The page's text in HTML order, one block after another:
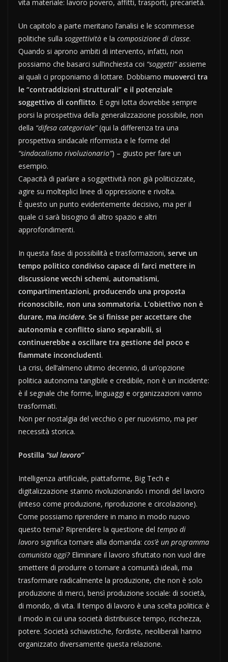
vita materiale: lavoro povero, affitti, trasporti, precarietà.
Un capitolo a parte meritano l’analisi e le scommesse
politiche sulla soggettività e la composizione di classe.
Quando si aprono ambiti di intervento, infatti, non
possiamo che basarci sull’inchiesta coi “soggetti”assieme
ai quali ci proponiamo di lottare. Dobbiamo muoverci tra
le “contraddizioni strutturali” e il potenziale
soggettivo di conflitto. E ogni lotta dovrebbe sempre
porsi la prospettiva della generalizzazione possibile, non
della “difesa categoriale”(qui la differenza tra una
prospettiva sindacale riformista e le forme del
“sindacalismo rivoluzionario”) – giusto per fare un
esempio.
Capacità di parlare a soggettività non già politicizzate,
agire su molteplici linee di oppressione e rivolta.
È questo un punto evidentemente decisivo, ma per il
quale ci sarà bisogno di altro spazio e altri
approfondimenti.
In questa fase di possibilità e trasformazioni, serve un
tempo politico condiviso capace di farci mettere in
discussione vecchi schemi, automatismi,
compartimentazioni, producendo una proposta
riconoscibile, non una sommatoria. L’obiettivo non è
durare, ma incidere. Se si finisse per accettare che
autonomia e conflitto siano separabili, si
continuerebbe a oscillare tra gestione del poco e
fiammate inconcludenti.
La crisi, dell’almeno ultimo decennio, di un’opzione
politica autonoma tangibile e credibile, non è un incidente:
è il segnale che forme, linguaggi e organizzazioni vanno
trasformati.
Non per nostalgia del vecchio o per nuovismo, ma per
necessità storica.
Postilla “sul lavoro”
Intelligenza artificiale, piattaforme, Big Tech e
digitalizzazione stanno rivoluzionando i mondi del lavoro
(inteso come produzione, riproduzione e circolazione).
Come possiamo riprendere in mano in modo nuovo
questo tema? Riprendere la questione del tempo di
lavoro significa tornare alla domanda: cos’è un programma
comunista oggi?Eliminare il lavoro sfruttato non vuol dire
smettere di produrre o tornare a comunità ideali, ma
trasformare radicalmente la produzione, che non è solo
produzione di merci, bensì produzione sociale: di società,
di mondo, di vita. Il tempo di lavoro è una scelta politica: è
il modo in cui una società distribuisce tempo, ricchezza,
potere. Società schiavistiche, fordiste, neoliberali hanno
organizzato diversamente questa relazione.